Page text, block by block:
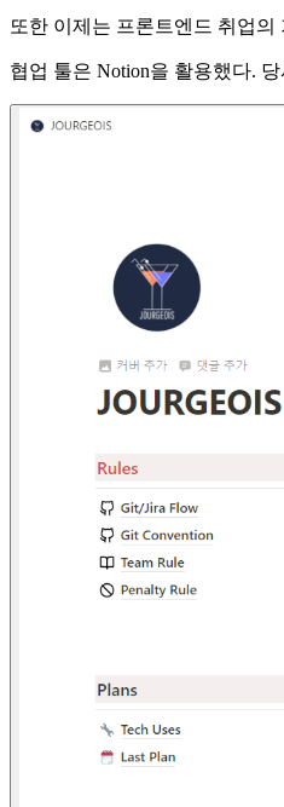
또한 이제는 프론트엔드 취업의
협업 툴은 Notion을 활용했다.